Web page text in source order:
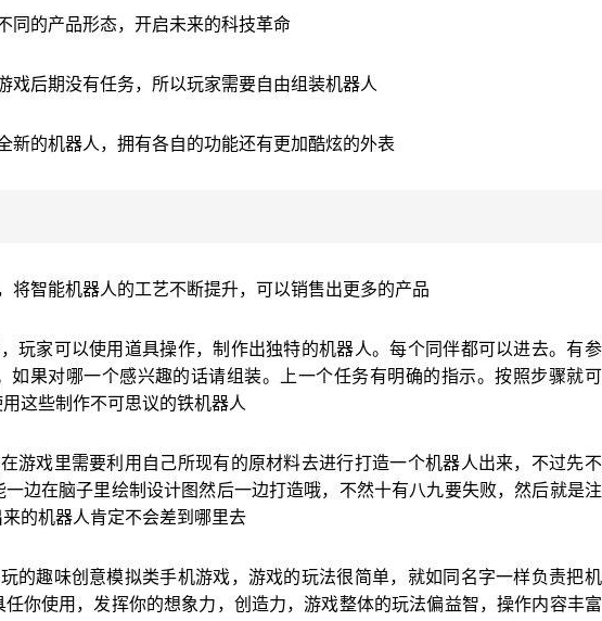
同的产品形态，开启未来的科技革命
戏后期没有任务，所以玩家需要自由组装机器人
新的机器人，拥有各自的功能还有更加酷炫的外表
将智能机器人的工艺不断提升，可以销售出更多的产品
玩家可以使用道具操作，制作出独特的机器人。每个同伴都可以进去。有
如果对哪一个感兴趣的话请组装。上一个任务有明确的指示。按照步骤就
这些制作不可思议的铁机器人
游戏里需要利用自己所现有的原材料去进行打造一个机器人出来，不过先
边在脑子里绘制设计图然后一边打造哦，不然十有八九要失败，然后就是
的机器人肯定不会差到哪里去
的趣味创意模拟类手机游戏，游戏的玩法很简单，就如同名字一样负责把
你使用，发挥你的想象力，创造力，游戏整体的玩法偏益智，操作内容丰